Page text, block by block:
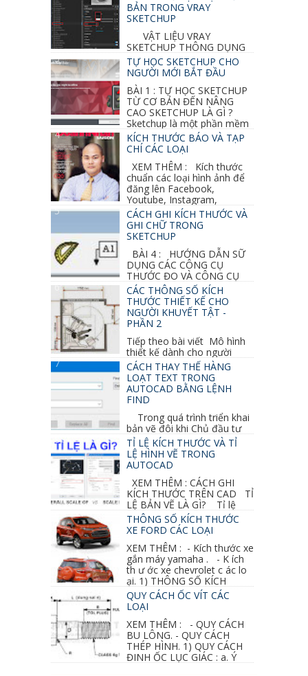
BẢN TRONG VRAY
SKETCHUP
VẬT LIỆU VRAY
SKETCHUP THÔNG DỤNG
NHẤT 1. VẬT LIỆU VRAY INOX BÓNG: ●
Diffuse : đen ● Reflection color ...
TỰ HỌC SKETCHUP CHO
NGƯỜI MỚI BẮT ĐẦU
BÀI 1 : TỰ HỌC SKETCHUP
TỪ CƠ BẢN ĐẾN NÂNG
CAO SKETCHUP LÀ GÌ ?
Sketchup là một phần mềm
vẽ 3d của Google, nó khá dễ sữ...
KÍCH THƯỚC BÁO VÀ TẠP
CHÍ CÁC LOẠI
XEM THÊM : Kích thước
chuẩn các loại hình ảnh để
đăng lên Facebook,
Youtube, Instagram,
Linkedin, Pinterest...CÁCH GHI KÍCH THƯỚC VÀ
GHI CHỮ TRONG
SKETCHUP
BÀI 4 : HƯỚNG DẪN SỮ
DỤNG CÁC CÔNG CỤ
THƯỚC ĐO VÀ CÔNG CỤ
GHI CHỮ 2D, 3D TRONG SKETCHUP Ở bài
học trước ta đã...
CÁC THÔNG SỐ KÍCH
THƯỚC THIẾT KẾ CHO
NGƯỜI KHUYẾT TẬT -
PHẦN 2
Tiếp theo bài viết Mô hình
thiết kế dành cho người
khuyết tật ở phần 1 chúng ta cùng tìm hiểu
thêm các vấn đề và...
CÁCH THAY THẾ HÀNG
LOẠT TEXT TRONG
AUTOCAD BẰNG LỆNH
FIND
Trong quá trình triển khai
bản vẽ đôi khi Chủ đầu tư
thay đổi thiết kế hoặc do bản vẽ mình ghi chú
sai mục nào đó...
TỈ LỆ KÍCH THƯỚC VÀ TỈ
LỆ HÌNH VẼ TRONG
AUTOCAD
XEM THÊM : CÁCH GHI
KÍCH THƯỚC TRÊN CAD TỈ
LỆ BẢN VẼ LÀ GÌ? Tỉ lệ
của hình vẽ trong bản vẽ thiết kế kiến trúc...
THÔNG SỐ KÍCH THƯỚC
XE FORD CÁC LOẠI
XEM THÊM : - Kích thước xe
gắn máy yamaha . - K ích
th ư ớc xe chevrolet c ác lo
ại. 1) THÔNG SỐ KÍCH
QUY CÁCH ỐC VÍT CÁC
LOẠI
XEM THÊM : - QUY CÁCH
BU LÔNG. - QUY CÁCH
THÉP HÌNH. 1) QUY CÁCH
ĐINH ỐC LỤC GIÁC : a. Ý